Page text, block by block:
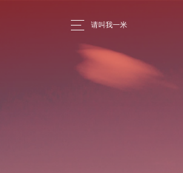
请叫我一米